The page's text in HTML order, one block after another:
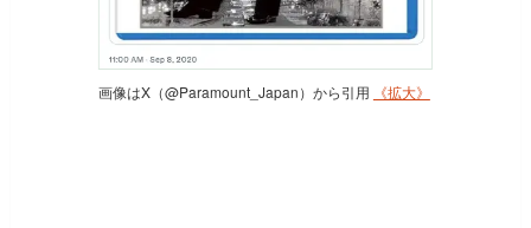
画像はX（@Paramount_Japan）から引用 《拡大》